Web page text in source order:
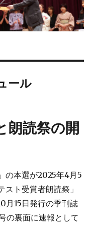
ール
朗読祭の開
の本選が2025年4月5
スト受賞者朗読祭」
月15日発行の季刊誌
の裏面に速報として